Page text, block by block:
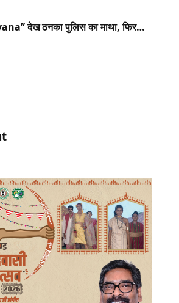
देख ठनका पुलिस का माथा, फिर…